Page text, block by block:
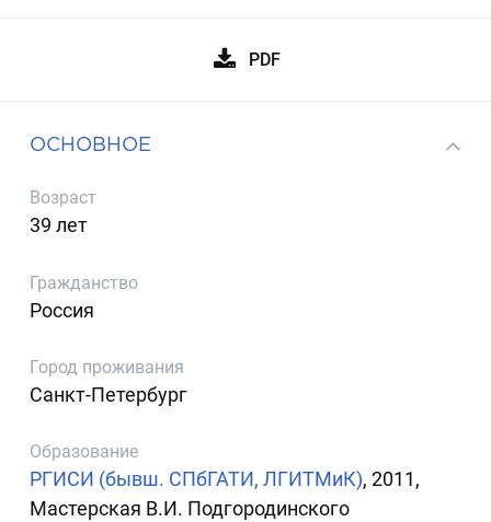
PDF
ОСНОВНОЕ
Возраст
39 лет
Гражданство
Россия
Город проживания
Санкт-Петербург
Образование
РГИСИ (бывш. СПбГАТИ, ЛГИТМиК), 2011,
Мастерская В.И. Подгородинского